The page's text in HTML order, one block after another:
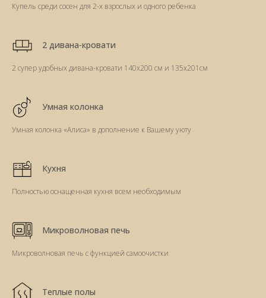
Купель среди сосен для 2-х взрослых и одного ребенка
2 дивана-кровати
2 супер удобных дивана-кровати 140х200 см и 135х201см
Умная колонка
Умная колонка «Алиса» в дополнение к Вашему уюту
Кухня
Полностью оснащенная кухня всем необходимым
Микроволновая печь
Микроволновая печь с функцией самоочистки
Теплые полы